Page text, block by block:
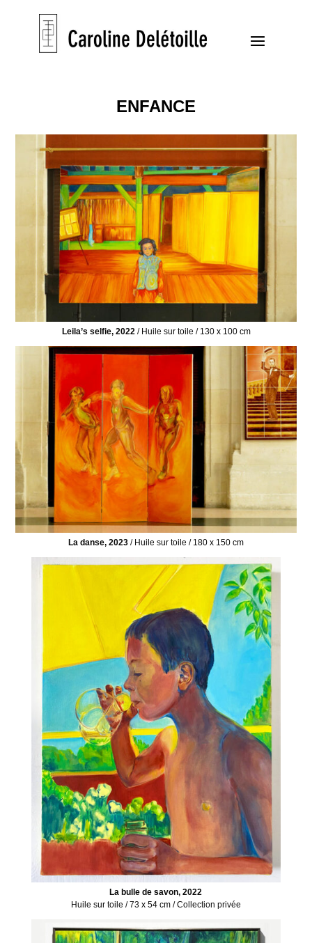
ENFANCE
Leila’s selfie, 2022 / Huile sur toile / 130 x 100 cm
La danse, 2023 / Huile sur toile / 180 x 150 cm
La bulle de savon, 2022
Huile sur toile / 73 x 54 cm / Collection privée